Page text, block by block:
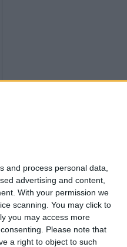
and process personal data,
advertising and content,
With your permission we
scanning. You may click to
you may access more
Please note that
a right to object to such
Juventus Milan
2026 Napoli Nazionale
Roma Sampdoria Serie A
WorldCup2026